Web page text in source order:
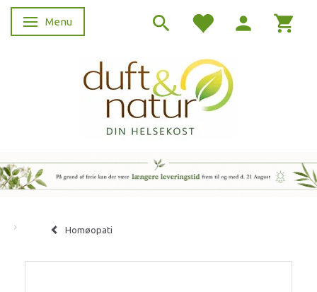
Skifte navigation
Menu
Homøopati